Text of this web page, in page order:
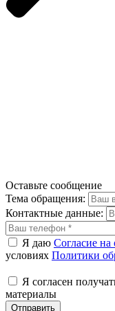
Оставьте сообщение
Тема обращения:
Контактные данные:
Я даю Согласие
условиях Политики
Я согласен
материалы
Отправить